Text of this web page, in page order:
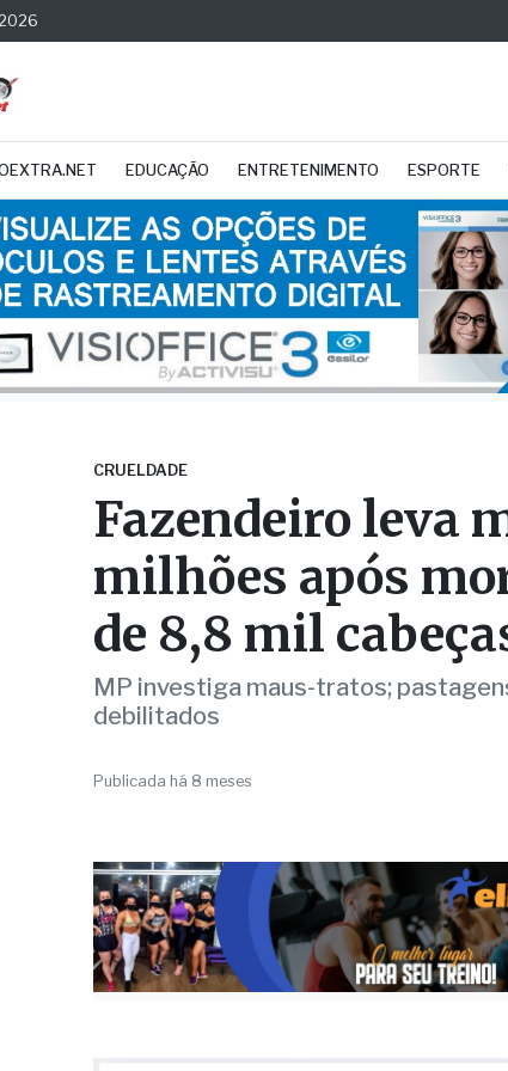
EDUCAÇÃO ENTRETENIMENTO ESPORTE
CRUELDADE
milhões após
de 8,8 mil
MP investiga maus-tratos;
debilitados
Publicada há 8 meses